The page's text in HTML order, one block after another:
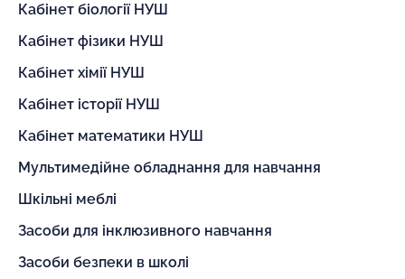
Кабінет біології НУШ
Кабінет фізики НУШ
Кабінет хімії НУШ
Кабінет історії НУШ
Кабінет математики НУШ
Мультимедійне обладнання для навчання
Шкільні меблі
Засоби для інклюзивного навчання
Засоби безпеки в школі